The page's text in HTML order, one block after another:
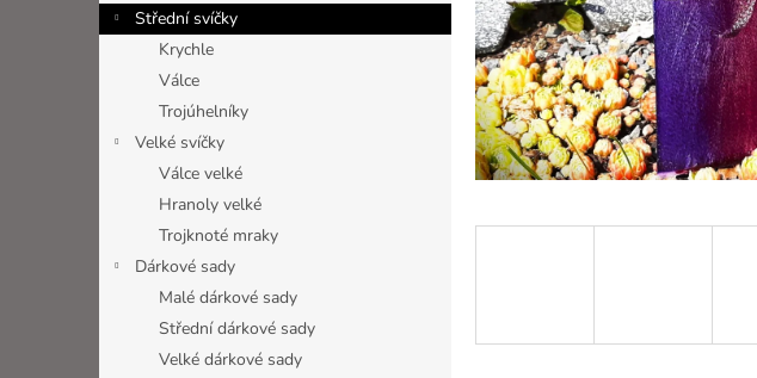
e
Střední svíčky
Krychle
Válce
Trojúhelníky
Velké svíčky
Válce velké
Hranoly velké
Trojknoté mraky
Dárkové sady
Malé dárkové sady
Střední dárkové sady
Velké dárkové sady